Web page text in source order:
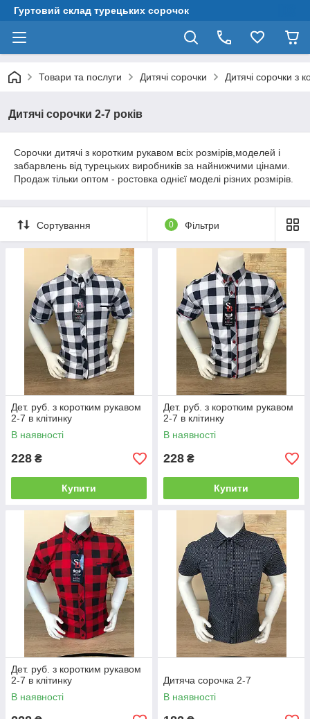
Гуртовий склад турецьких сорочок
Товари та послуги Дитячі сорочки Дитячі сорочки з
Дитячі сорочки 2-7 років
Сорочки дитячі з коротким рукавом всіх розмірів,моделей і
забарвлень від турецьких виробників за найнижчими цінами.
Продаж тільки оптом - ростовка однієї моделі різних розмірів.
Сортування 0 Фільтри
Дет. руб. з коротким рукавом
2-7 в клітинку
В наявності
228 ₴
Купити
Дет. руб. з коротким рукавом
2-7 в клітинку
В наявності
228 ₴
Купити
Дет. руб. з коротким рукавом
2-7 в клітинку
В наявності
Дитяча сорочка 2-7
В наявності